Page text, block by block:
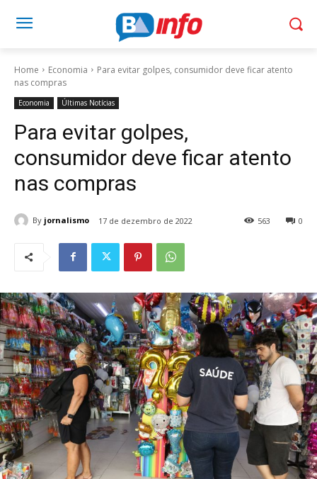
Home Economia
Para evitar golpes, consumidor deve ficar atento
nas compras
Economia Últimas Notícias
Para evitar golpes,
consumidor deve ficar atento
nas compras
By jornalismo 17 de dezembro de 2022 0
563